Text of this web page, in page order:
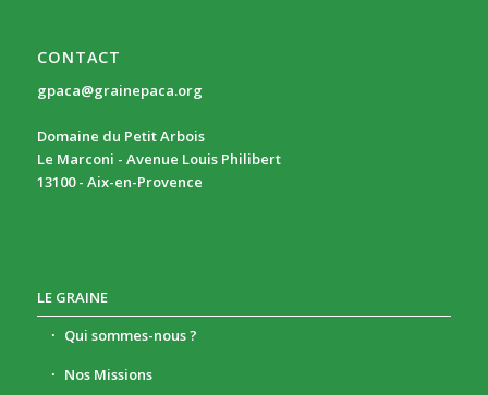
CONTACT
gpaca@grainepaca.org
Domaine du Petit Arbois
Le Marconi - Avenue Louis Philibert
13100 - Aix-en-Provence
LE GRAINE
Qui sommes-nous ?
Nos Missions